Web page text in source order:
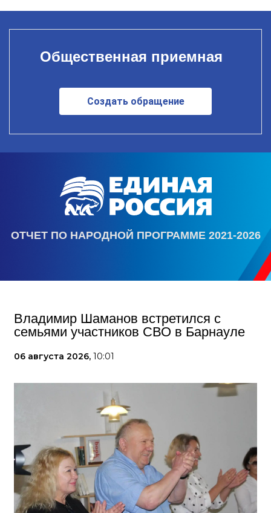
Общественная приемная
Создать обращение
ОТЧЕТ ПО НАРОДНОЙ ПРОГРАММЕ 2021-2026
Владимир Шаманов встретился с
семьями участников СВО в Барнауле
06 августа 2026, 10:01